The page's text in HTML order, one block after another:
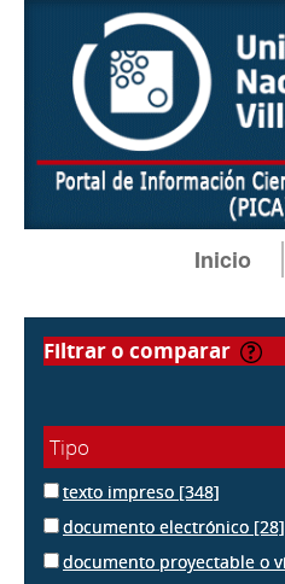
Inicio
filtrar o comparar
Tipo
texto impreso [348]
documento electrónico [28]
documento proyectable o